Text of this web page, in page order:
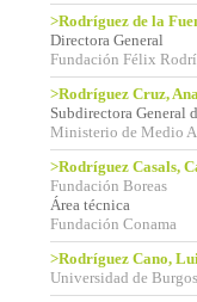
>Rodríguez de la
Directora General
Fundación Félix
>Rodríguez Cruz,
Subdirectora General
Ministerio de Medio
>Rodríguez Casals,
Fundación Boreas
Área técnica
Fundación Conama
>Rodríguez Cano,
Universidad de Burgos